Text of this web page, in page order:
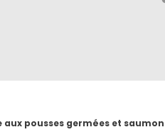
aux pousses germées et